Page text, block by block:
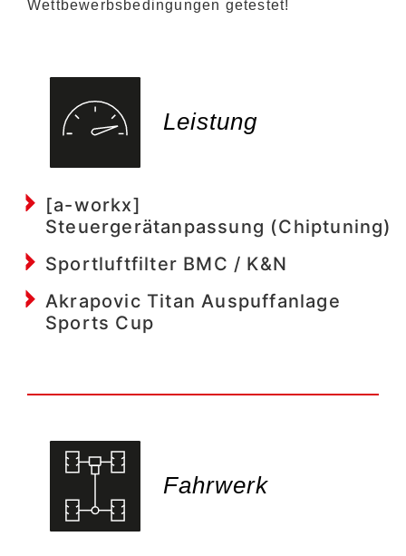
Wettbewerbsbedingungen getestet!
Leistung
[a-workx]
Steuergerätanpassung (Chiptuning)
Sportluftfilter BMC / K&N
Akrapovic Titan Auspuffanlage
Sports Cup
Fahrwerk​